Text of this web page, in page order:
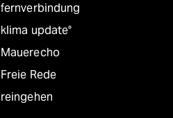
fernverbindung
klima update°
Mauerecho
Freie Rede
reingehen